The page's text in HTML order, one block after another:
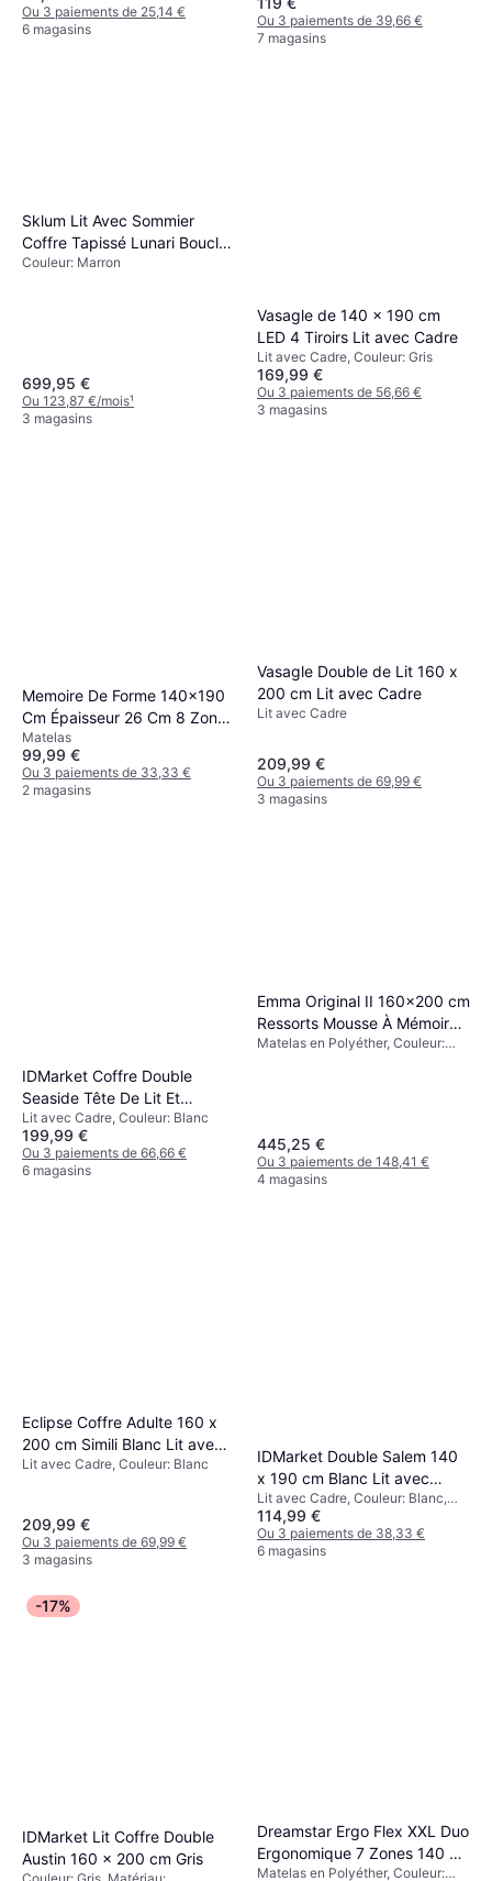
Hauteur: 74.2 cm
Ou 3 paiements de 25,14 €
6 magasins
Ou 3 paiements de 39,66 €
7 magasins
Sklum Lit Avec Sommier
Coffre Tapissé Lunari Bouclé
Marron Sable Clair 180 x 200
Couleur: Marron
699,95 €
Ou 123,87 €/mois¹
3 magasins
Vasagle de 140 x 190 cm
LED 4 Tiroirs Lit avec Cadre
Lit avec Cadre, Couleur: Gris
169,99 €
Ou 3 paiements de 56,66 €
3 magasins
Memoire De Forme 140x190
Cm Épaisseur 26 Cm 8 Zones
De Confort Matelas
Matelas
99,99 €
Ou 3 paiements de 33,33 €
2 magasins
Vasagle Double de Lit 160 x
200 cm Lit avec Cadre
Lit avec Cadre
209,99 €
Ou 3 paiements de 69,99 €
3 magasins
IDMarket Coffre Double
Seaside Tête De Lit Et
Sommier 140 x 190 cm Blanc
Lit avec Cadre
Lit avec Cadre, Couleur: Blanc
199,99 €
Ou 3 paiements de 66,66 €
6 magasins
Emma Original II 160x200 cm
Ressorts Mousse À Mémoire
De Forme Matelas en
Matelas en Polyéther, Couleur:
445,25 €
Ou 3 paiements de 148,41 €
4 magasins
Eclipse Coffre Adulte 160 x
200 cm Simili Blanc Lit avec
Cadre
Lit avec Cadre, Couleur: Blanc
209,99 €
Ou 3 paiements de 69,99 €
3 magasins
IDMarket Double Salem 140
x 190 cm Blanc Lit avec
Cadre
Lit avec Cadre, Couleur: Blanc,
Matériau: Bois, Hauteur: 23 cm
114,99 €
Ou 3 paiements de 38,33 €
6 magasins
-17%
IDMarket Lit Coffre Double
Austin 160 x 200 cm Gris
Dreamstar Ergo Flex XXL Duo
Ergonomique 7 Zones 140 x
200 cm Matelas en Polyéther
Matelas en Polyéther, Couleur: